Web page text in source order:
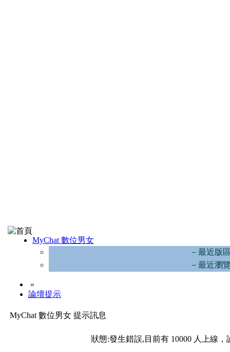
MyChat 數位男女
－最近版
－最近瀏
»
論壇提示
MyChat 數位男女 提示訊息
狀態:發生錯誤,目前有 10000 人上線